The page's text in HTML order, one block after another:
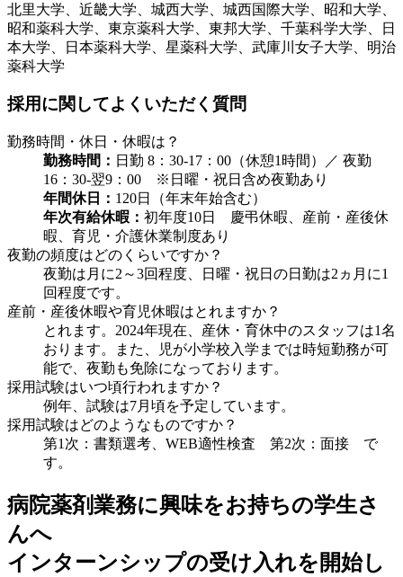
北里大学、近畿大学、城西大学、城西国際大学、昭和大学、
昭和薬科大学、東京薬科大学、東邦大学、千葉科学大学、日
本大学、日本薬科大学、星薬科大学、武庫川女子大学、明治
薬科大学
採用に関してよくいただく質問
勤務時間・休日・休暇は？
勤務時間： 日勤 8：30-17：00（休憩1時間）／ 夜勤
16：30-翌9：00 ※日曜・祝日含め夜勤あり
年間休日： 120日（年末年始含む）
年次有給休暇： 初年度10日 慶弔休暇、産前・産後休
暇、育児・介護休業制度あり
夜勤の頻度はどのくらいですか？
夜勤は月に2～3回程度、日曜・祝日の日勤は2ヵ月に1
回程度です。
産前・産後休暇や育児休暇はとれますか？
とれます。2024年現在、産休・育休中のスタッフは1名
おります。また、児が小学校入学までは時短勤務が可
能で、夜勤も免除になっております。
採用試験はいつ頃行われますか？
例年、試験は7月頃を予定しています。
採用試験はどのようなものですか？
第1次：書類選考、WEB適性検査 第2次：面接 で
す。
病院薬剤業務に興味をお持ちの学生さ
んへ
インターンシップの受け入れを開始し